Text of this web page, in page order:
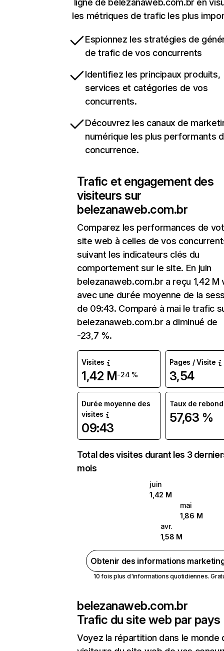
ligne de belezanaweb.com.br en
les métriques de trafic les plus
Espionnez les stratégies de
de trafic de vos concurrents
Identifiez les principaux produits,
services et catégories de vos
concurrents.
Découvrez les canaux de
numérique les plus performants
concurrence.
Trafic et engagement des
visiteurs sur
belezanaweb.com.br
Comparez les performances de
site web à celles de vos
suivant les indicateurs clés du
comportement sur le site. En juin
belezanaweb.com.br a reçu 1,42 M
avec une durée moyenne de la
de 09:43. Comparé à mai le trafic
belezanaweb.com.br a diminué de
-23,7 %.
Visites
1,42 M-24 %
Pages / Visite
3,54
Durée moyenne des
visites
09:43
Taux de rebond
57,63 %
Total des visites durant les 3
mois
juin
1,42 M
mai
1,86 M
avr.
1,58 M
Obtenir des informations
10 fois plus d'informations quotidiennes.
belezanaweb.com.br
Trafic du site web par pays
Voyez la répartition dans le monde